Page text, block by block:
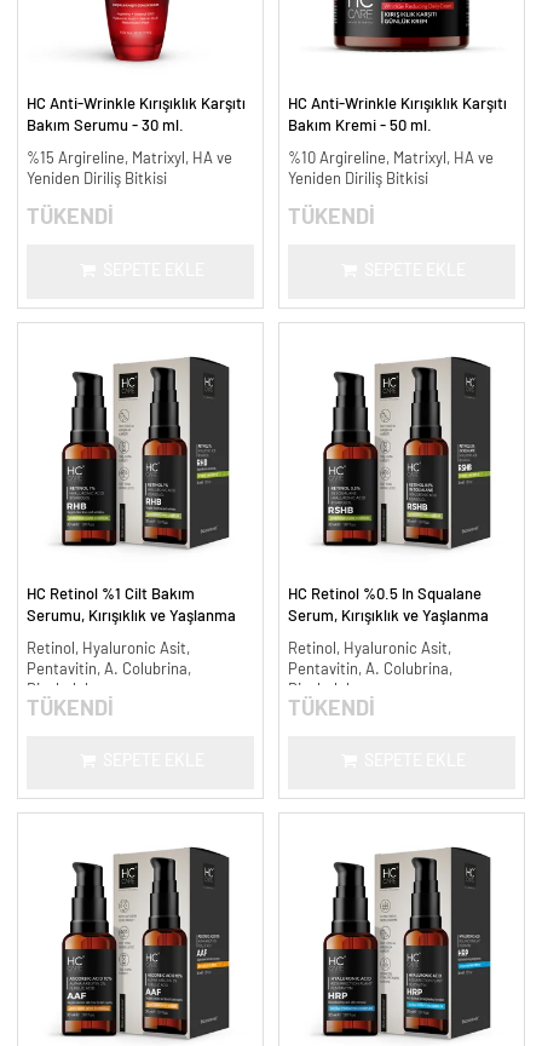
HC Anti-Wrinkle Kırışıklık Karşıtı
Bakım Serumu - 30 ml.
%15 Argireline, Matrixyl, HA ve
Yeniden Diriliş Bitkisi
TÜKENDİ
HC Anti-Wrinkle Kırışıklık Karşıtı
Bakım Kremi - 50 ml.
%10 Argireline, Matrixyl, HA ve
Yeniden Diriliş Bitkisi
TÜKENDİ
HC Retinol %1 Cilt Bakım
Serumu, Kırışıklık ve Yaşlanma
Retinol, Hyaluronic Asit,
Pentavitin, A. Colubrina,
Bisabolol
TÜKENDİ
HC Retinol %0.5 In Squalane
Serum, Kırışıklık ve Yaşlanma
Retinol, Hyaluronic Asit,
Pentavitin, A. Colubrina,
Bisabolol
TÜKENDİ